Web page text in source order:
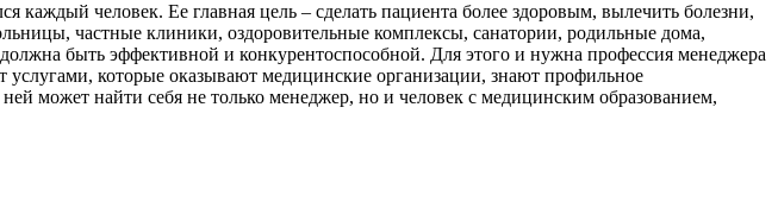
каждый человек. Ее главная цель – сделать пациента более здоровым, вылечить болезни,
частные клиники, оздоровительные комплексы, санатории, родильные дома,
быть эффективной и конкурентоспособной. Для этого и нужна профессия менеджера
которые оказывают медицинские организации, знают профильное
может найти себя не только менеджер, но и человек с медицинским образованием,